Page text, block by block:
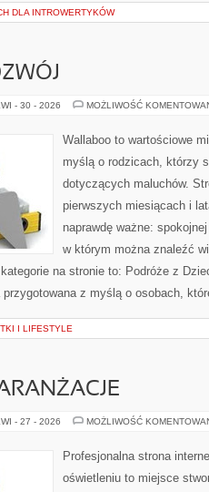
DLA INTROWERTYKÓW
- 30 - 2026 MOŻLIWOŚĆ
Wallaboo to wartościowe
myślą o rodzicach, którzy
dotyczących maluchów.
pierwszych miesiącach i
naprawdę ważne:
w którym można znaleźć
na stronie to: Podróże z
przygotowana z myślą o osobach,
I LIFESTYLE
- 27 - 2026 MOŻLIWOŚĆ
Profesjonalna strona
oświetleniu to miejsce